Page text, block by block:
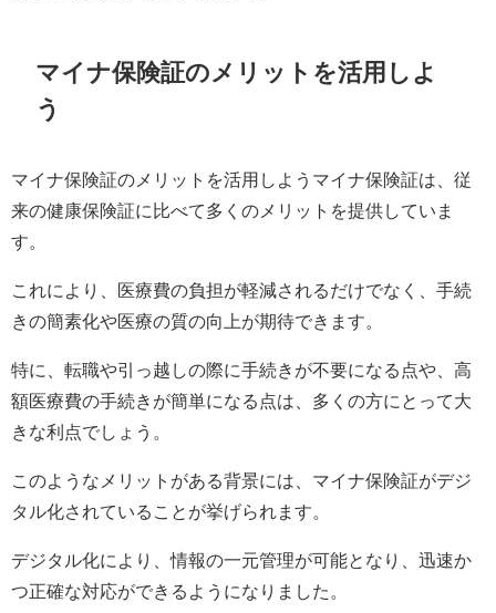
マイナ保険証のメリットを活用しよ
う
マイナ保険証のメリットを活用しようマイナ保険証は、従
来の健康保険証に比べて多くのメリットを提供していま
す。
これにより、医療費の負担が軽減されるだけでなく、手続
きの簡素化や医療の質の向上が期待できます。
特に、転職や引っ越しの際に手続きが不要になる点や、高
額医療費の手続きが簡単になる点は、多くの方にとって大
きな利点でしょう。
このようなメリットがある背景には、マイナ保険証がデジ
タル化されていることが挙げられます。
デジタル化により、情報の一元管理が可能となり、迅速か
つ正確な対応ができるようになりました。